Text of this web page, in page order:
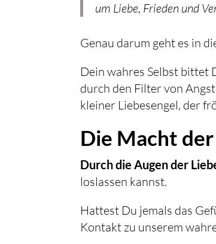
um Liebe, Frieden und
Genau darum geht es in
Dein wahres Selbst bittet
durch den Filter von
kleiner Liebesengel, der
Die Macht
Durch die Augen der
loslassen kannst.
Hattest Du jemals das
Kontakt zu unserem